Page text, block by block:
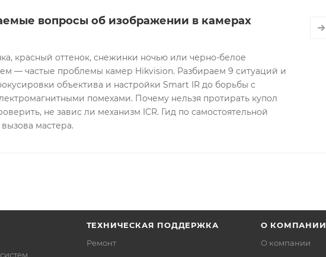
вопросы об изображении в камерах
красный оттенок, снежинки ночью или черно-белое
— частые проблемы камер Hikvision. Разбираем 9 ситуаций и
объектива и настройки Smart IR до борьбы с
помехами. Почему нельзя протирать купол
не завис ли механизм ICR. Гид по самостоятельной
мастера.
ТЕХНИЧЕСКАЯ ПОДДЕРЖКА
Ремонт
О КОМПАНИИ
О компании